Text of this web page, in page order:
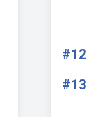
#12
#13